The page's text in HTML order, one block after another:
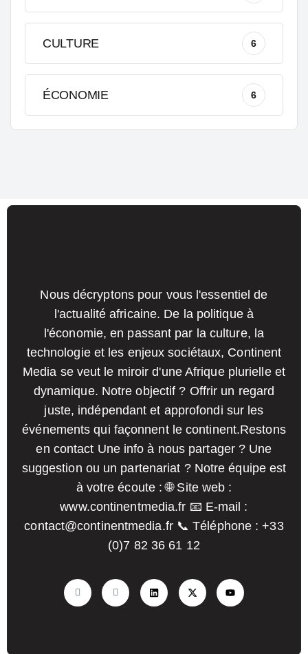
CULTURE 6
ÉCONOMIE 6
Nous décryptons pour vous l'essentiel de
l'actualité africaine. De la politique à
l'économie, en passant par la culture, la
technologie et les enjeux sociétaux, Continent
Media se veut le miroir d'une Afrique plurielle et
dynamique. Notre objectif ? Offrir un regard
juste, indépendant et approfondi sur les
événements qui façonnent le continent.Restons
en contact Une info à nous partager ? Une
suggestion ou un partenariat ? Notre équipe est
à votre écoute : 🌐 Site web :
www.continentmedia.fr 📧 E-mail :
contact@continentmedia.fr📞 Téléphone : +33
(0)7 82 36 61 12